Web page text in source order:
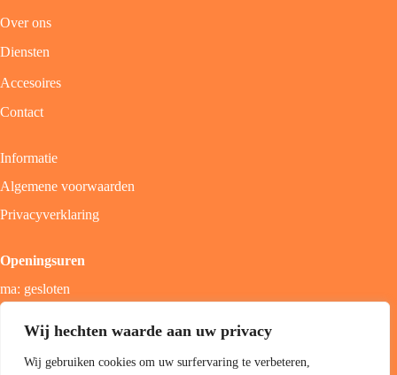
Wij hechten waarde aan uw privacy
Wij gebruiken cookies om uw surfervaring te verbeteren,
Over ons
Diensten
Accesoires
Contact
Informatie
Algemene voorwaarden
Privacyverklaring
Openingsuren
ma: gesloten